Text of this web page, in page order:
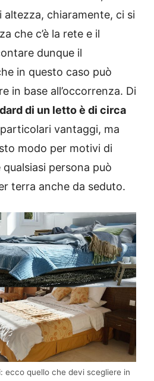
altezza, chiaramente, ci si
che c’è la rete e il
dunque il
in questo caso può
in base all’occorrenza. Di
di un letto è di circa
vantaggi, ma
modo per motivi di
persona può
terra anche da seduto.
ecco quello che devi scegliere in